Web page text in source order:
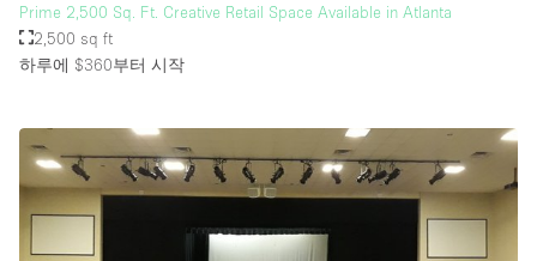
Prime 2,500 Sq. Ft. Creative Retail Space Available in Atlanta
2,500 sq ft
하루에 $360부터 시작